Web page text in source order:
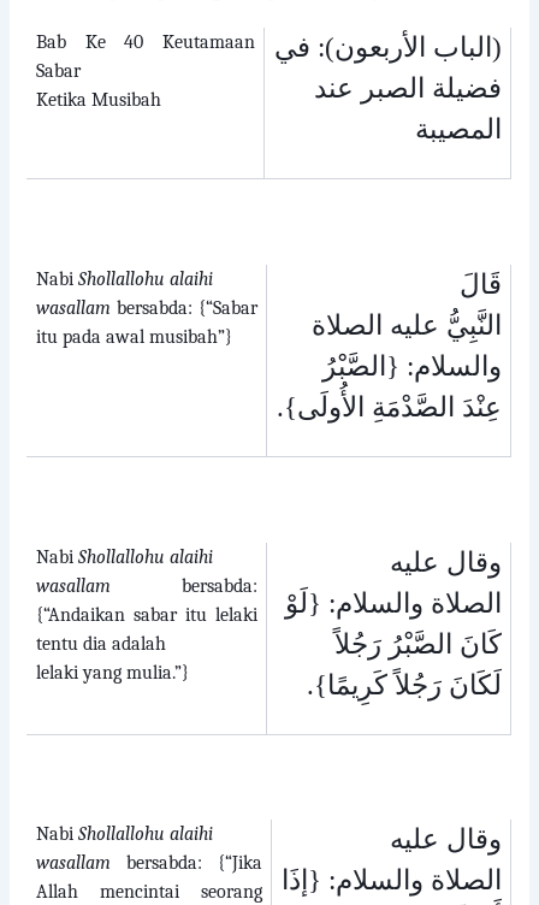
Bab Ke 40 Keutamaan
Sabar
Ketika Musibah
(الباب الأربعون): في
فضيلة الصبر عند
المصيبة
Nabi Shollallohu alaihi
wasallam bersabda: {“Sabar
itu pada awal musibah”}
قَالَ
النَّبِيُّ عليه الصلاة
والسلام: {الصَّبْرُ
عِنْدَ الصَّدْمَةِ الأُولَى}.
Nabi Shollallohu alaihi
wasallam bersabda:
{“Andaikan sabar itu lelaki
tentu dia adalah
lelaki yang mulia.”}
وقال عليه
الصلاة والسلام: {لَوْ
كَانَ الصَّبْرُ رَجُلاً
لَكَانَ رَجُلاً كَرِيمًا}.
Nabi Shollallohu alaihi
wasallam bersabda: {“Jika
Allah mencintai seorang
وقال عليه
الصلاة والسلام: {إذَا